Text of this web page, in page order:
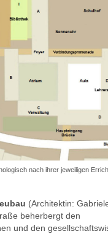
nach ihrer jeweiligen
(Architektin:
beherbergt den
und den